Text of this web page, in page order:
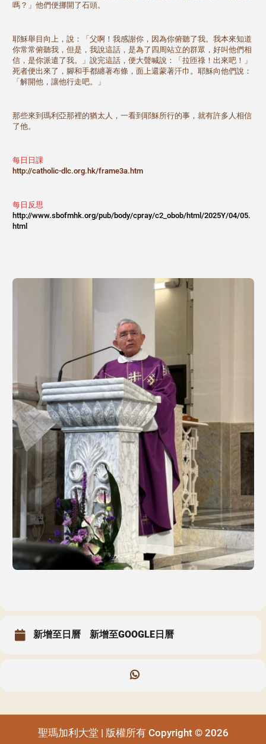
嗎？」他們便挪開了石頭。
耶穌舉目向上，說：「父啊！我感謝你，因為你俯聽了我。我本來知道
你常常俯聽我，但是，我說這話，是為了四周站立的群眾，好叫他們相
信，是你派遣了我。」說完這話，便大聲喊說：「拉匝祿！出來吧！」
死者便出來了，腳和手都纏著布條，面上還蒙著汗巾。耶穌向他們說：
「解開他，讓他行走吧。」
那些來到瑪利亞那裡的猶太人，一看到耶穌所行的事，就有許多人相信
了他。
每日日課
http://catholic-dlc.org.hk/frame3a.htm
每日反思
http://www.sbofmhk.org/pub/body/cpray/c2_obob/html/2025Y/04/05.
html
新增至日曆 新增至GOOGLE日曆
聖瑪加利大堂 | 版權所有 Copyright © 2026